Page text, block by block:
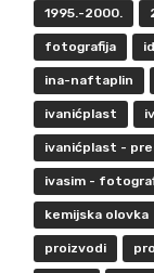
1995.-2000.
fotografija
ina-naftaplin
ivanićplast
ivanićplast -
ivasim -
kemijska olovka
proizvodi